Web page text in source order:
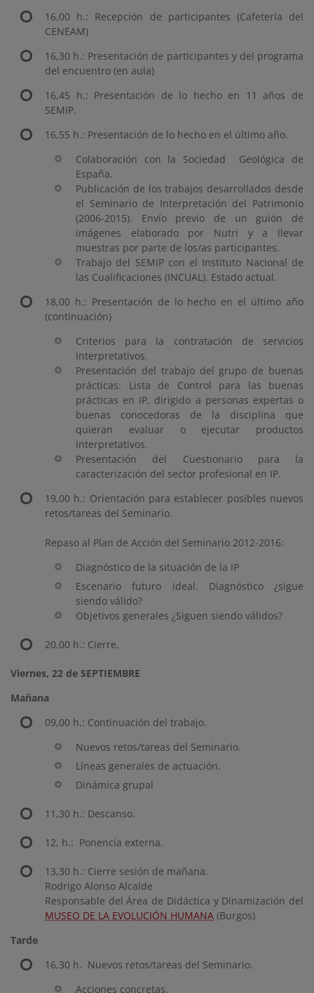
16,00 h.: Recepción de participantes (Cafetería del
CENEAM)
16,30 h.: Presentación de participantes y del programa
del encuentro (en aula)
16,45 h.: Presentación de lo hecho en 11 años de
SEMIP.
16,55 h.: Presentación de lo hecho en el último año.
Colaboración con la Sociedad Geológica de
España.
Publicación de los trabajos desarrollados desde
el Seminario de Interpretación del Patrimonio
(2006-2015). Envío previo de un guión de
imágenes elaborado por Nutri y a llevar
muestras por parte de los/as participantes.
Trabajo del SEMIP con el Instituto Nacional de
las Cualificaciones (INCUAL). Estado actual.
18,00 h.: Presentación de lo hecho en el último año
(continuación)
Criterios para la contratación de servicios
interpretativos.
Presentación del trabajo del grupo de buenas
prácticas: Lista de Control para las buenas
prácticas en IP, dirigido a personas expertas o
buenas conocedoras de la disciplina que
quieran evaluar o ejecutar productos
interpretativos.
Presentación del Cuestionario para la
caracterización del sector profesional en IP.
19,00 h.: Orientación para establecer posibles nuevos
retos/tareas del Seminario.
Repaso al Plan de Acción del Seminario 2012-2016:
Diagnóstico de la situación de la IP
Escenario futuro ideal. Diagnóstico ¿sigue
siendo válido?
Objetivos generales ¿Siguen siendo válidos?
20,00 h.: Cierre.
Viernes, 22 de SEPTIEMBRE
Mañana
09,00 h.: Continuación del trabajo.
Nuevos retos/tareas del Seminario.
Líneas generales de actuación.
Dinámica grupal
11,30 h.: Descanso.
12, h.: Ponencia externa.
13,30 h.: Cierre sesión de mañana.
Rodrigo Alonso Alcalde
Responsable del Área de Didáctica y Dinamización del
MUSEO DE LA EVOLUCIÓN HUMANA (Burgos)
Tarde
16,30 h. Nuevos retos/tareas del Seminario.
Acciones concretas.